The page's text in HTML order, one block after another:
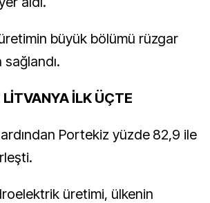
büyük bölümü rüzgar
İLK ÜÇTE
ardından Portekiz yüzde 82,9 ile
üretimi, ülkenin